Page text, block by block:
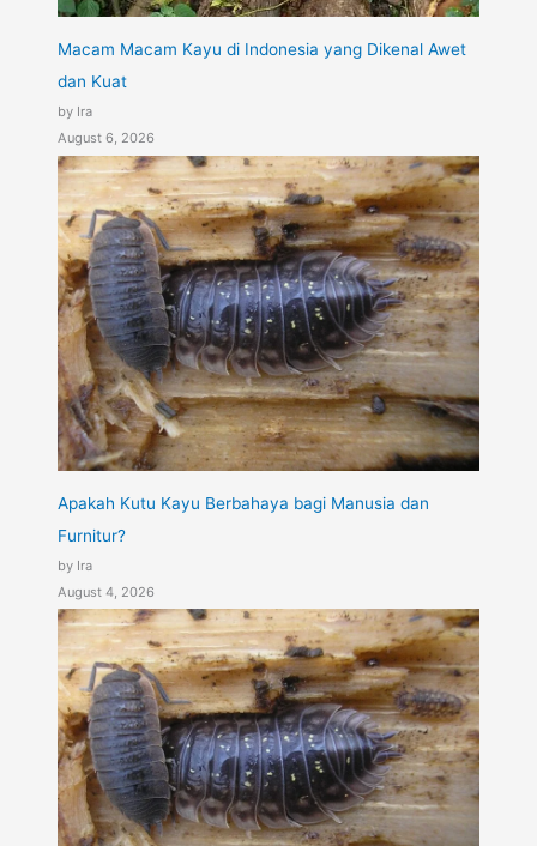
Macam Macam Kayu di Indonesia yang Dikenal Awet
dan Kuat
by Ira
August 6, 2026
Apakah Kutu Kayu Berbahaya bagi Manusia dan
Furnitur?
by Ira
August 4, 2026